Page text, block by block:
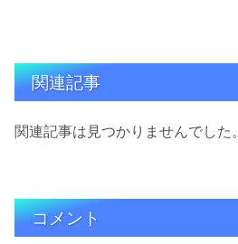
関連記事
関連記事は見つかりませんでした。
コメント